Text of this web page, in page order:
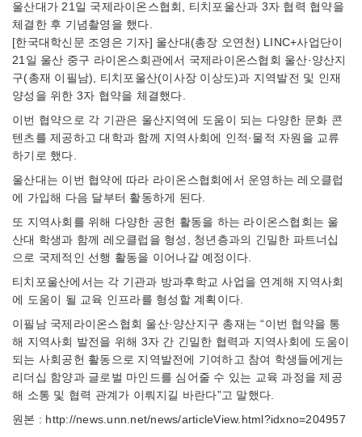
울산대가 21일 국제라이온스협회, 티치포울산과 3자 협력 협약을
체결한 후 기념촬영을 했다.
[한국대학신문 조영은 기자] 울산대(총장 오연천) LINC+사업단이
21일 울산 중구 라이온스회관에서 국제라이온스협회 울산·양산지
구(총재 이필남), 티치포울산(이사장 이상도)과 지역발전 및 인재
양성을 위한 3자 협약을 체결했다.
이번 협약으로 각 기관은 울산지역에 도움이 되는 다양한 문화 콘
텐츠를 제공하고 대학과 함께 지역사회에 인적·물적 자원을 교류
하기로 했다.
울산대는 이번 협약에 따라 라이온스협회에서 운영하는 레오클럽
에 가입해 다음 달부터 활동하게 된다.
또 지역사회를 위해 다양한 공헌 활동을 하는 라이온스협회는 울
산대 학생과 함께 레오클럽을 형성, 청년층과의 긴밀한 파트너십
으로 국제적인 선행 활동을 이어나갈 예정이다.
티치포울산에서는 각 기관과 방과후학교 사업을 연계해 지역사회
에 도움이 될 교육 인프라를 형성할 계획이다.
이필남 국제라이온스협회 울산·양산지구 총재는 “이번 협약을 통
해 지역사회 발전을 위해 3자 간 긴밀한 협력과 지역사회에 도움이
되는 사회공헌 활동으로 지역발전에 기여하고 참여 학생들에게는
리더십 함양과 글로벌 마인드를 심어줄 수 있는 교육 과정을 제공
해 소통 및 협력 관계가 이뤄지길 바란다”고 말했다.
원본 : http://news.unn.net/news/articleView.html?idxno=204957